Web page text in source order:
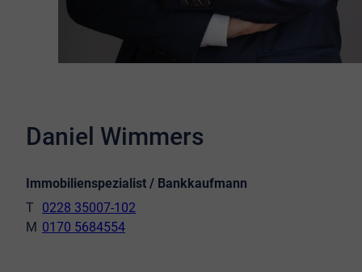
Daniel Wimmers
Immobilienspezialist / Bankkaufmann
0228 35007-102
0170 5684554